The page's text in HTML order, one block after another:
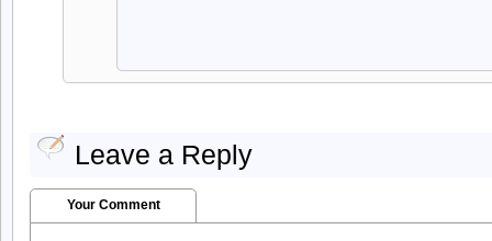
Leave a Reply
Your Comment